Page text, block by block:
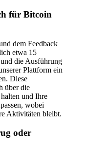
für Bitcoin
dem Feedback
etwa 15
die Ausführung
Plattform ein
Diese
über die
und Ihre
wobei
Aktivitäten bleibt.
oder